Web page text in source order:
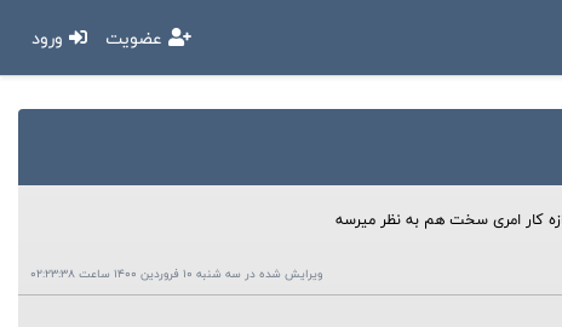
ورود عضویت
کار امری سخت هم به نظر میرسه
ویرایش شده در سه شنبه 10 فروردین 1400 ساعت 02:23:38